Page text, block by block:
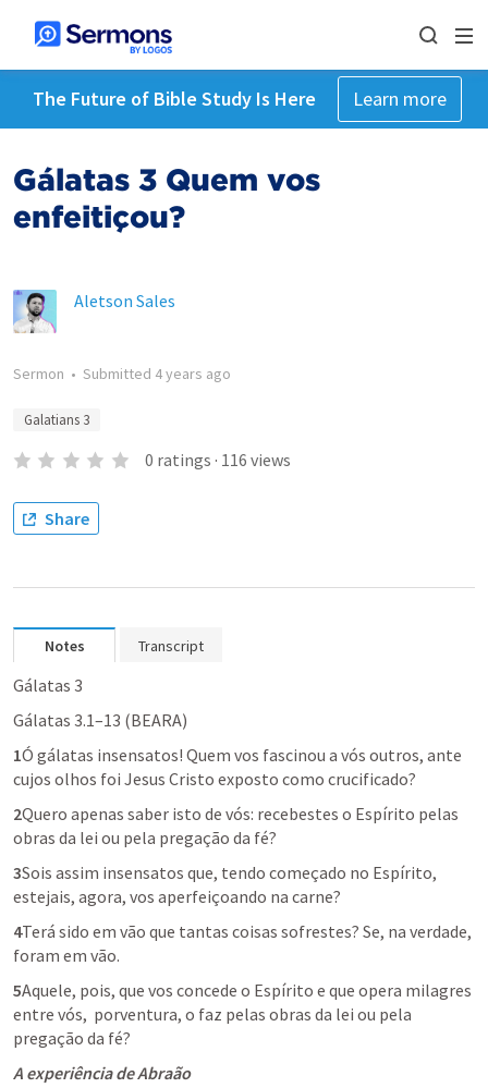
The Future of Bible Study Is Here Learn more
Gálatas 3 Quem vos
enfeitiçou?
Aletson Sales
Sermon • Submitted 4 years ago
Galatians 3
0 ratings · 116 views
Share
Notes Transcript
Gálatas 3
Gálatas 3.1–13 (BEARA)
1Ó gálatas insensatos! Quem vos fascinou a vós outros, ante
cujos olhos foi Jesus Cristo exposto como crucificado?
2Quero apenas saber isto de vós: recebestes o Espírito pelas
obras da lei ou pela pregação da fé?
3Sois assim insensatos que, tendo começado no Espírito,
estejais, agora, vos aperfeiçoando na carne?
4Terá sido em vão que tantas coisas sofrestes? Se, na verdade,
foram em vão.
5Aquele, pois, que vos concede o Espírito e que opera milagres
entre vós,  porventura, o faz pelas obras da lei ou pela
pregação da fé?
A experiência de Abraão